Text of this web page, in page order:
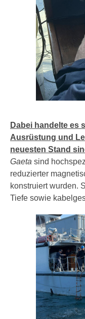
Dabei handelte es
Ausrüstung und
neuesten Stand
Gaeta sind
reduzierter
konstruiert wurden.
Tiefe sowie